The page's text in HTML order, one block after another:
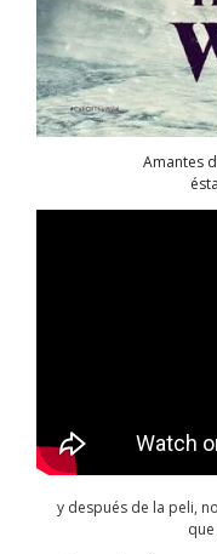
Amantes
y después de la peli,